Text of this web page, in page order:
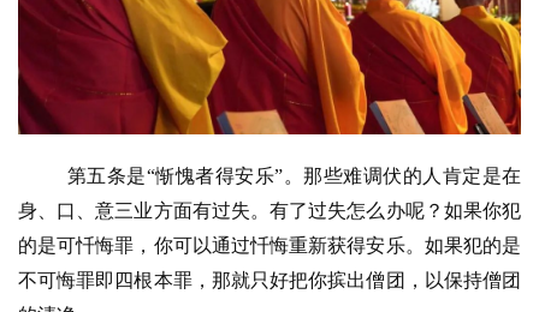
第五条是“惭愧者得安乐”。那些难调伏的人肯定是在
身、口、意三业方面有过失。有了过失怎么办呢？如果你犯
的是可忏悔罪，你可以通过忏悔重新获得安乐。如果犯的是
不可悔罪即四根本罪，那就只好把你摈出僧团，以保持僧团